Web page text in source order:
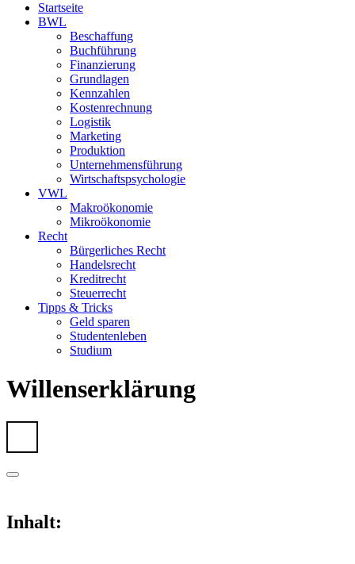
Startseite
BWL
Beschaffung
Buchführung
Finanzierung
Grundlagen
Kennzahlen
Kostenrechnung
Logistik
Marketing
Produktion
Unternehmensführung
Wirtschaftspsychologie
VWL
Makroökonomie
Mikroökonomie
Recht
Bürgerliches Recht
Handelsrecht
Kreditrecht
Steuerrecht
Tipps & Tricks
Geld sparen
Studentenleben
Studium
Willenserklärung
Inhalt: